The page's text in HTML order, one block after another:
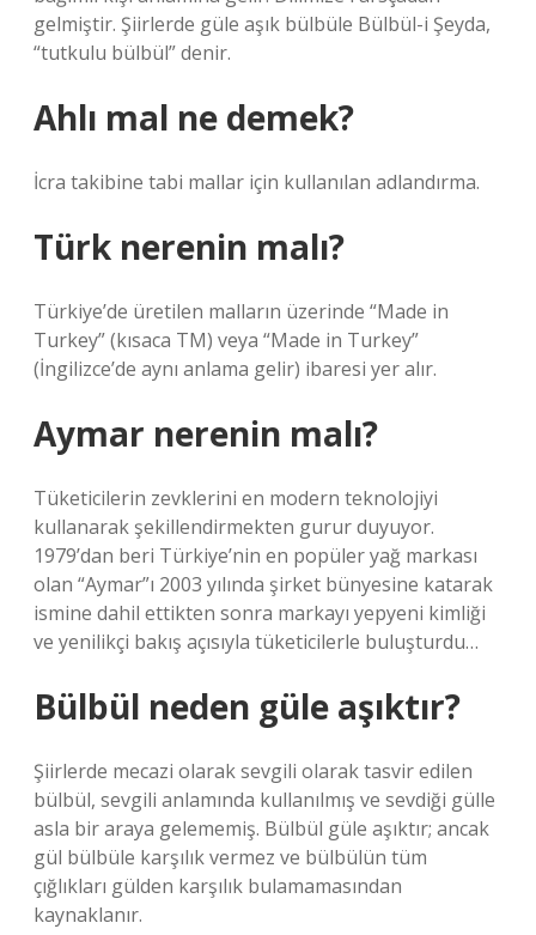
gelmiştir. Şiirlerde güle aşık bülbüle Bülbül-i Şeyda,
“tutkulu bülbül” denir.
Ahlı mal ne demek?
İcra takibine tabi mallar için kullanılan adlandırma.
Türk nerenin malı?
Türkiye’de üretilen malların üzerinde “Made in
Turkey” (kısaca TM) veya “Made in Turkey”
(İngilizce’de aynı anlama gelir) ibaresi yer alır.
Aymar nerenin malı?
Tüketicilerin zevklerini en modern teknolojiyi
kullanarak şekillendirmekten gurur duyuyor.
1979’dan beri Türkiye’nin en popüler yağ markası
olan “Aymar”ı 2003 yılında şirket bünyesine katarak
ismine dahil ettikten sonra markayı yepyeni kimliği
ve yenilikçi bakış açısıyla tüketicilerle buluşturdu…
Bülbül neden güle aşıktır?
Şiirlerde mecazi olarak sevgili olarak tasvir edilen
bülbül, sevgili anlamında kullanılmış ve sevdiği gülle
asla bir araya gelememiş. Bülbül güle aşıktır; ancak
gül bülbüle karşılık vermez ve bülbülün tüm
çığlıkları gülden karşılık bulamamasından
kaynaklanır.